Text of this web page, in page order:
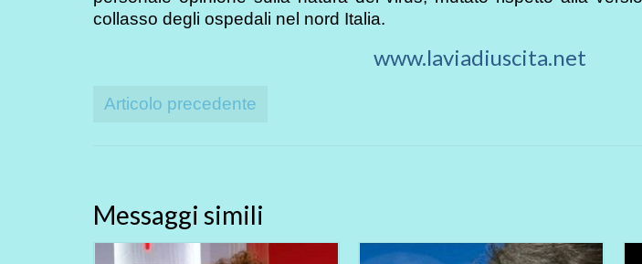
collasso degli ospedali nel nord Italia.
www.laviadiuscita.net
Articolo precedente
Messaggi simili